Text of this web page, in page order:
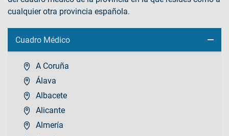
cualquier otra provincia española.
Cuadro Médico
A Coruña
Álava
Albacete
Alicante
Almería